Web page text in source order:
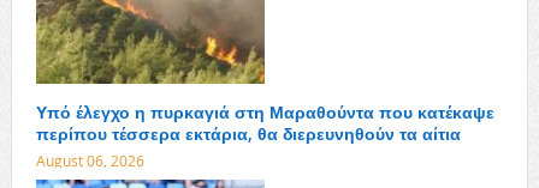
Υπό έλεγχο η πυρκαγιά στη Μαραθούντα που κατέκαψε
περίπου τέσσερα εκτάρια, θα διερευνηθούν τα αίτια
August 06, 2026